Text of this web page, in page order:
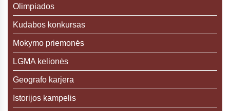
Olimpiados
Kudabos konkursas
Mokymo priemonės
LGMA kelionės
Geografo karjera
Istorijos kampelis